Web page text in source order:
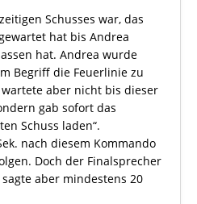
Schusses war, das
hat bis Andrea
hat. Andrea wurde
Begriff die Feuerlinie zu
aber nicht bis dieser
gab sofort das
Schuss laden“.
nach diesem Kommando
Doch der Finalsprecher
aber mindestens 20